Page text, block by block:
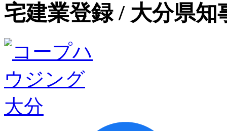
宅建業登録 / 大分県知